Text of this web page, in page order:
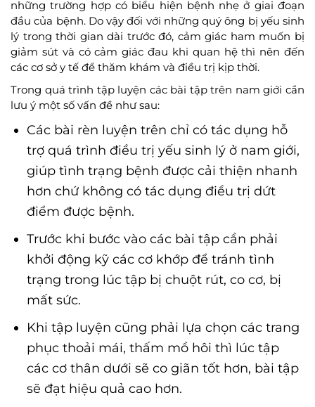
những trường hợp có biểu hiện bệnh nhẹ ở giai đoạn
đầu của bệnh. Do vậy đối với những quý ông bị yếu sinh
lý trong thời gian dài trước đó, cảm giác ham muốn bị
giảm sút và có cảm giác đau khi quan hệ thì nên đến
các cơ sở y tế để thăm khám và điều trị kịp thời.
Trong quá trình tập luyện các bài tập trên nam giới cần
lưu ý một số vấn đề như sau:
Các bài rèn luyện trên chỉ có tác dụng hỗ
trợ quá trình điều trị yếu sinh lý ở nam giới,
giúp tình trạng bệnh được cải thiện nhanh
hơn chứ không có tác dụng điều trị dứt
điểm được bệnh.
Trước khi bước vào các bài tập cần phải
khởi động kỹ các cơ khớp để tránh tình
trạng trong lúc tập bị chuột rút, co cơ, bị
mất sức.
Khi tập luyện cũng phải lựa chọn các trang
phục thoải mái, thấm mồ hôi thì lúc tập
các cơ thân dưới sẽ co giãn tốt hơn, bài tập
sẽ đạt hiệu quả cao hơn.